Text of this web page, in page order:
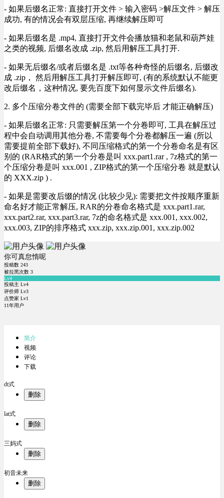
- 如果后缀名正常: 直接打开文件 > 输入密码 >解压文件 > 解压
成功, 有的情况会有双层压缩, 再继续解压即可
- 如果后缀名是 .mp4, 直接打开文件会播放猫和老鼠和葫芦娃
之类的视频, 后缀名改成 .zip, 然后用解压工具打开.
- 如果无后缀名/或者后缀名是 .txt等各种奇怪的后缀名, 后缀改
成 .zip， 然后用解压工具打开解压即可, (有的系统默认不能更
改后缀名，这种情况, 要先百度下如何显示文件后缀名).
2. 多个压缩分卷文件的 (需要全部下载完毕后 才能正确解压)
- 如果后缀名正常: 只需要解压第一个分卷即可, 工具在解压过
程中会自动调用其他分卷, 不需要每个分卷都解压一遍 (所以
需要提前全部下载好), 不同压缩格式的第一个分卷命名是有区
别的 (RAR格式的第一个分卷是叫 xxx.part1.rar , 7z格式的第一
个压缩分卷是叫 xxx.001 , ZIP格式的第一个压缩分卷 就是默认
的 XXX.zip ) .
- 如果是需要改后缀的情况 (比较少见): 需要把文件按顺序重新
命名好才能正常解压, RAR的分卷命名格式是 xxx.part1.rar,
xxx.part2.rar, xxx.part3.rar, 7z的命名格式是 xxx.001, xxx.002,
xxx.003, ZIP的排序格式 xxx.zip, xxx.zip.001, xxx.zip.002
你可真怠惰呢
投稿数 243
被拉黑次数 3
Lv4
投稿主 Lv4
评价师 Lv3
点赞家 Lv1
11年用户
简介
视频
评论
下载
dt式
删除
lat式
删除
三妈式
删除
初音未来
删除